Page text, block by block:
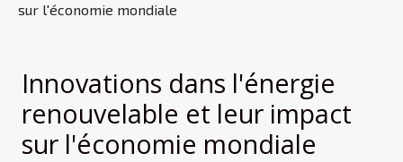
sur l'économie mondiale
Innovations dans l'énergie
renouvelable et leur impact
sur l'économie mondiale